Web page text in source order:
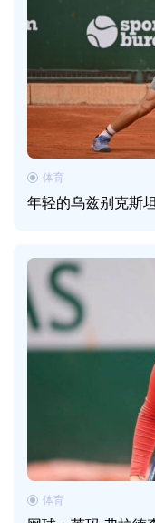
年轻的乌兹别克斯
体育
体育